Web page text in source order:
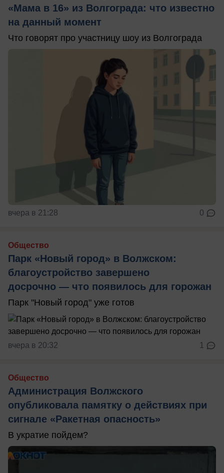
«Мама в 16» из Волгограда: что известно
на данный момент
Что говорят про участницу шоу из Волгограда
вчера в 21:28 0
Общество
Парк «Новый город» в Волжском:
благоустройство завершено
досрочно — что появилось для горожан
Парк "Новый город" уже готов
вчера в 20:32 1
Общество
Администрация Волжского
опубликовала памятку о действиях при
сигнале «Ракетная опасность»
В укратие пойдем?